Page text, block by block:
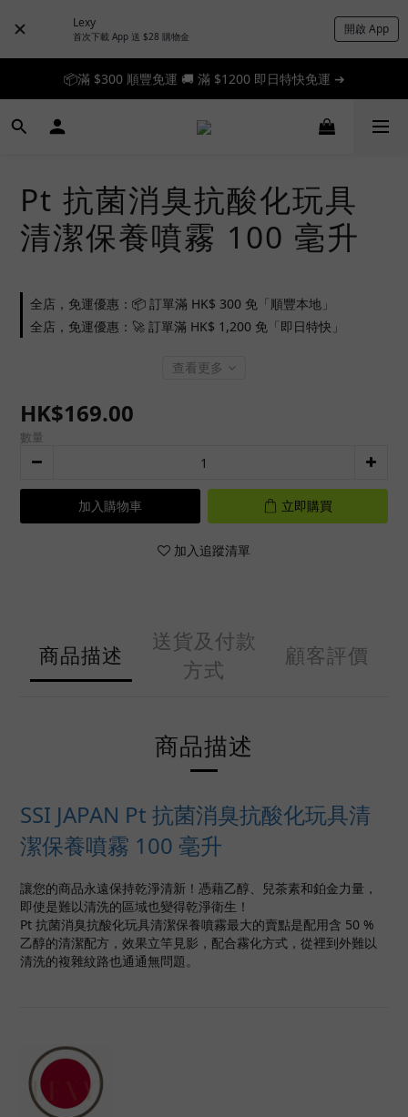
Lexy
首次下載 App 送 $28 購物金 開啟 App
📦滿 $300 順豐免運 🚚 滿 $1200 即日特快免運 ➔
📦滿 $300 順豐免運 🚚 滿 $1200 即日特快免運 ➔
🎉 新人首單享 88 折，快來領券加入！➔
Pt 抗菌消臭抗酸化玩具
清潔保養噴霧 100 毫升
全店，免運優惠：📦 訂單滿 HK$ 300 免「順豐本地」
全店，免運優惠：🚀 訂單滿 HK$ 1,200 免「即日特快」
查看更多
HK$169.00
數量
加入購物車 立即購買
加入追蹤清單
商品描述
送貨及付款
方式
顧客評價
商品描述
SSI JAPAN Pt 抗菌消臭抗酸化玩具清
潔保養噴霧 100 毫升
讓您的商品永遠保持乾淨清新！憑藉乙醇、兒茶素和鉑金力量，
即使是難以清洗的區域也變得乾淨衛生！
Pt 抗菌消臭抗酸化玩具清潔保養噴霧最大的賣點是配用含 50 %
乙醇的清潔配方，效果立竿見影，配合霧化方式，從裡到外難以
清洗的複雜紋路也通通無問題。